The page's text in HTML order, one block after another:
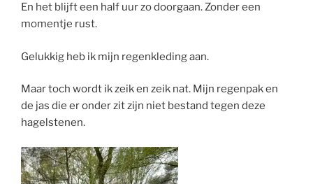
En het blijft een half uur zo doorgaan. Zonder een
momentje rust.
Gelukkig heb ik mijn regenkleding aan.
Maar toch wordt ik zeik en zeik nat. Mijn regenpak en
de jas die er onder zit zijn niet bestand tegen deze
hagelstenen.